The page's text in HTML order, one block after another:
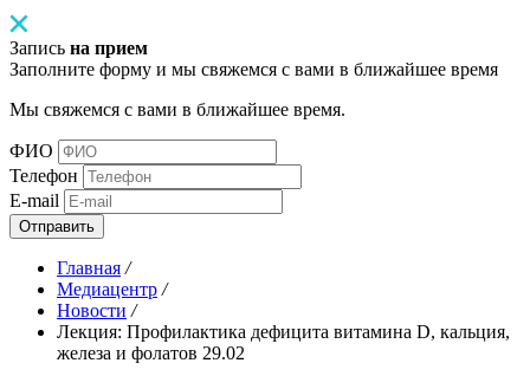
Запись на прием
Заполните форму и мы свяжемся с вами в ближайшее время
Мы свяжемся с вами в ближайшее время.
ФИО
Телефон
E-mail
Отправить
Главная /
Медиацентр /
Новости /
Лекция: Профилактика дефицита витамина D, кальция,
железа и фолатов 29.02